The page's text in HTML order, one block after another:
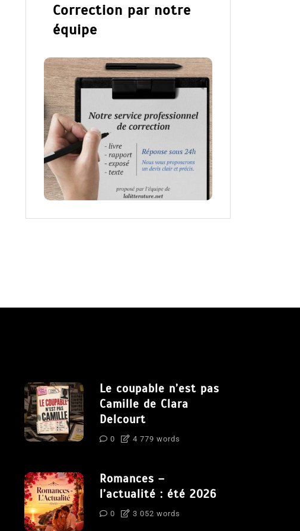
Correction par notre
équipe
Le coupable n’est pas
Camille de Clara
Delcourt
0 4 779 words
Romances –
l’actualité : été 2026
0 3 052 words